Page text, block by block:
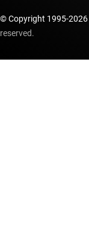
© Copyright 1995-2026
reserved.